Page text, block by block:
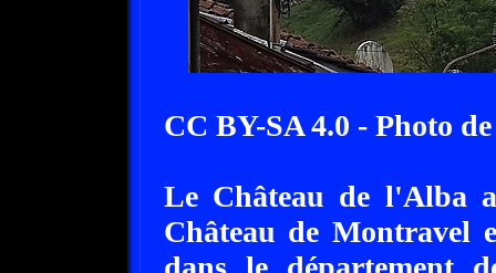
CC BY-SA 4.0 - Photo
Le Château de l'Alba
Château de Montravel